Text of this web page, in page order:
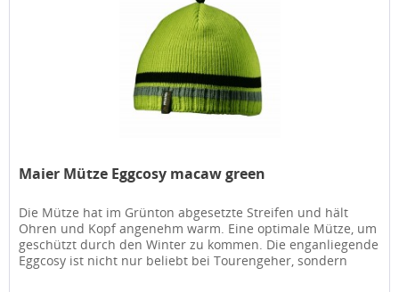
Maier Mütze Eggcosy macaw green
Die Mütze hat im Grünton abgesetzte Streifen und hält
Ohren und Kopf angenehm warm. Eine optimale Mütze, um
geschützt durch den Winter zu kommen. Die enganliegende
Eggcosy ist nicht nur beliebt bei Tourengeher, sondern